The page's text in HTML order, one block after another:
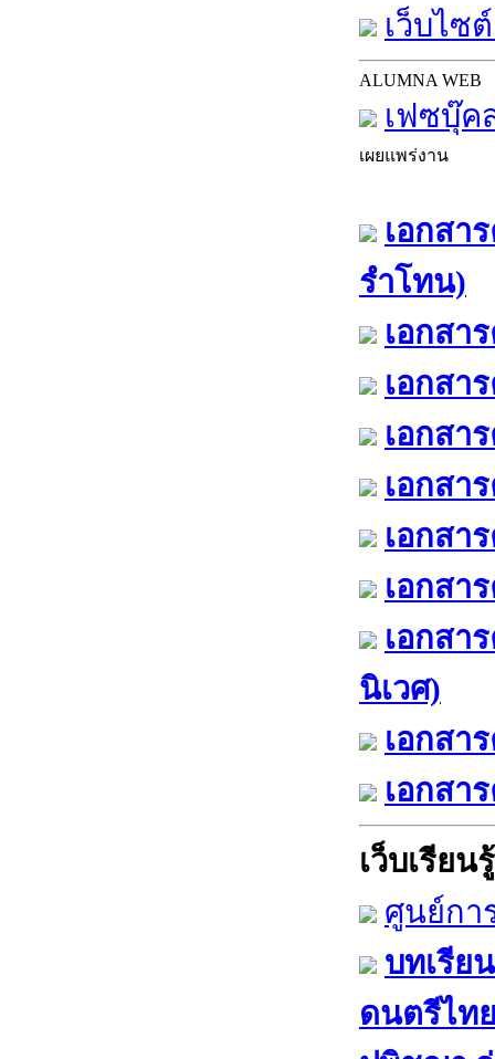
เว็บไซ
ALUMNA WEB
เฟซบุ๊ค
เผยแพร่งาน
เอกสา
รำโทน)
เอกสา
เอกสา
เอกสา
เอกสา
เอกสา
เอกสา
เอกสา
นิเวศ)
เอกสา
เอกสา
เว็บเรียนรู้
ศูนย์กา
บทเรีย
ดนตรีไท